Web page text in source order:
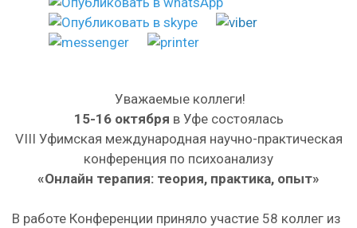
Уважаемые коллеги!
15-16 октября в Уфе состоялась
VIII Уфимская международная научно-практическая
конференция по психоанализу
«Онлайн терапия: теория, практика, опыт»
В работе Конференции приняло участие 58 коллег из